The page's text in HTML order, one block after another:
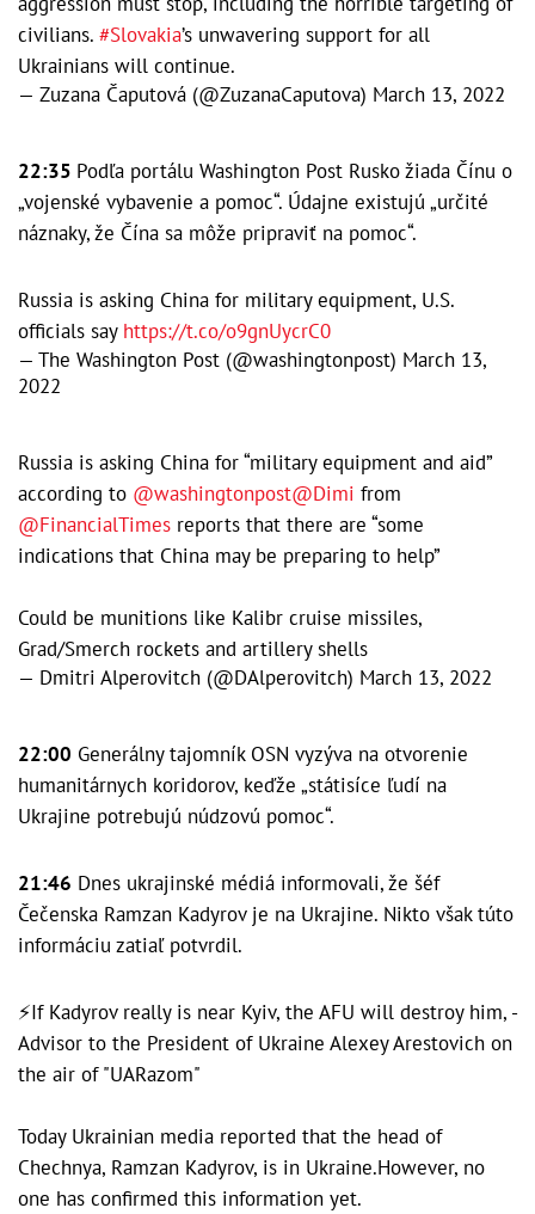
civilians. #Slovakia’s unwavering support for all
Ukrainians will continue.
— Zuzana Čaputová (@ZuzanaCaputova) March 13, 2022
22:35 Podľa portálu Washington Post Rusko žiada Čínu o
„vojenské vybavenie a pomoc“. Údajne existujú „určité
náznaky, že Čína sa môže pripraviť na pomoc“.
Russia is asking China for military equipment, U.S.
officials say https://t.co/o9gnUycrC0
— The Washington Post (@washingtonpost) March 13,
2022
Russia is asking China for “military equipment and aid”
according to @washingtonpost@Dimi from
@FinancialTimes reports that there are “some
indications that China may be preparing to help”
Could be munitions like Kalibr cruise missiles,
Grad/Smerch rockets and artillery shells
— Dmitri Alperovitch (@DAlperovitch) March 13, 2022
22:00 Generálny tajomník OSN vyzýva na otvorenie
humanitárnych koridorov, keďže „státisíce ľudí na
Ukrajine potrebujú núdzovú pomoc“.
21:46 Dnes ukrajinské médiá informovali, že šéf
Čečenska Ramzan Kadyrov je na Ukrajine. Nikto však túto
informáciu zatiaľ potvrdil.
⚡️If Kadyrov really is near Kyiv, the AFU will destroy him, -
Advisor to the President of Ukraine Alexey Arestovich on
the air of "UARazom"
Today Ukrainian media reported that the head of
Chechnya, Ramzan Kadyrov, is in Ukraine.However, no
one has confirmed this information yet.